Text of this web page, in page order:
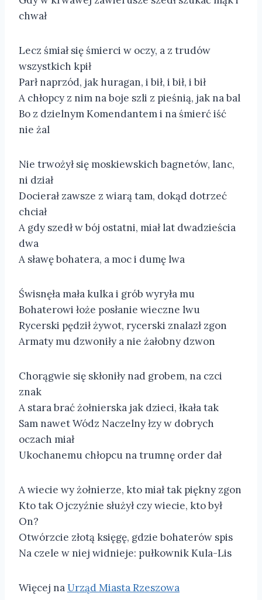
chwał
Lecz śmiał się śmierci w oczy, a z trudów
wszystkich kpił
Parł naprzód, jak huragan, i bił, i bił, i bił
A chłopcy z nim na boje szli z pieśnią, jak na bal
Bo z dzielnym Komendantem i na śmierć iść
nie żal
Nie trwożył się moskiewskich bagnetów, lanc,
ni dział
Docierał zawsze z wiarą tam, dokąd dotrzeć
chciał
A gdy szedł w bój ostatni, miał lat dwadzieścia
dwa
A sławę bohatera, a moc i dumę lwa
Świsnęła mała kulka i grób wyryła mu
Bohaterowi łoże posłanie wieczne lwu
Rycerski pędził żywot, rycerski znalazł zgon
Armaty mu dzwoniły a nie żałobny dzwon
Chorągwie się skłoniły nad grobem, na czci
znak
A stara brać żołnierska jak dzieci, łkała tak
Sam nawet Wódz Naczelny łzy w dobrych
oczach miał
Ukochanemu chłopcu na trumnę order dał
A wiecie wy żołnierze, kto miał tak piękny zgon
Kto tak Ojczyźnie służył czy wiecie, kto był
On?
Otwórzcie złotą księgę, gdzie bohaterów spis
Na czele w niej widnieje: pułkownik Kula-Lis
Więcej naUrząd Miasta Rzeszowa